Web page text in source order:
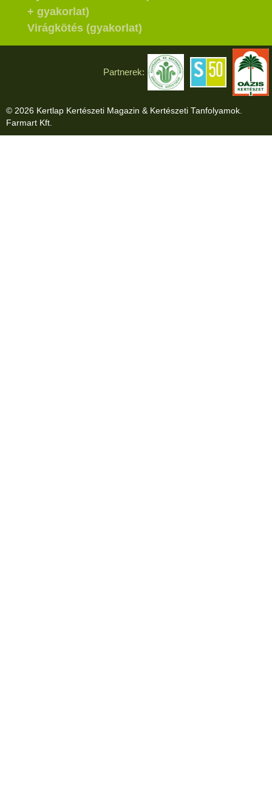
+ gyakorlat)
Virágkötés (gyakorlat)
Partnerek:
© 2026 Kertlap Kertészeti Magazin & Kertészeti Tanfolyamok.
Farmart Kft.